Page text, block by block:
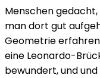
Menschen
man dort gut
Geometrie
eine Leonardo-
bewundert, und und